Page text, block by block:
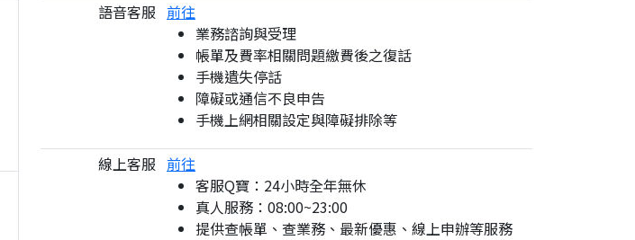
語音客服 前往
業務諮詢與受理
帳單及費率相關問題繳費後之復話
手機遺失停話
障礙或通信不良申告
手機上網相關設定與障礙排除等
線上客服 前往
客服Q寶：24小時全年無休
真人服務：08:00~23:00
提供查帳單、查業務、最新優惠、線上申辦等服務